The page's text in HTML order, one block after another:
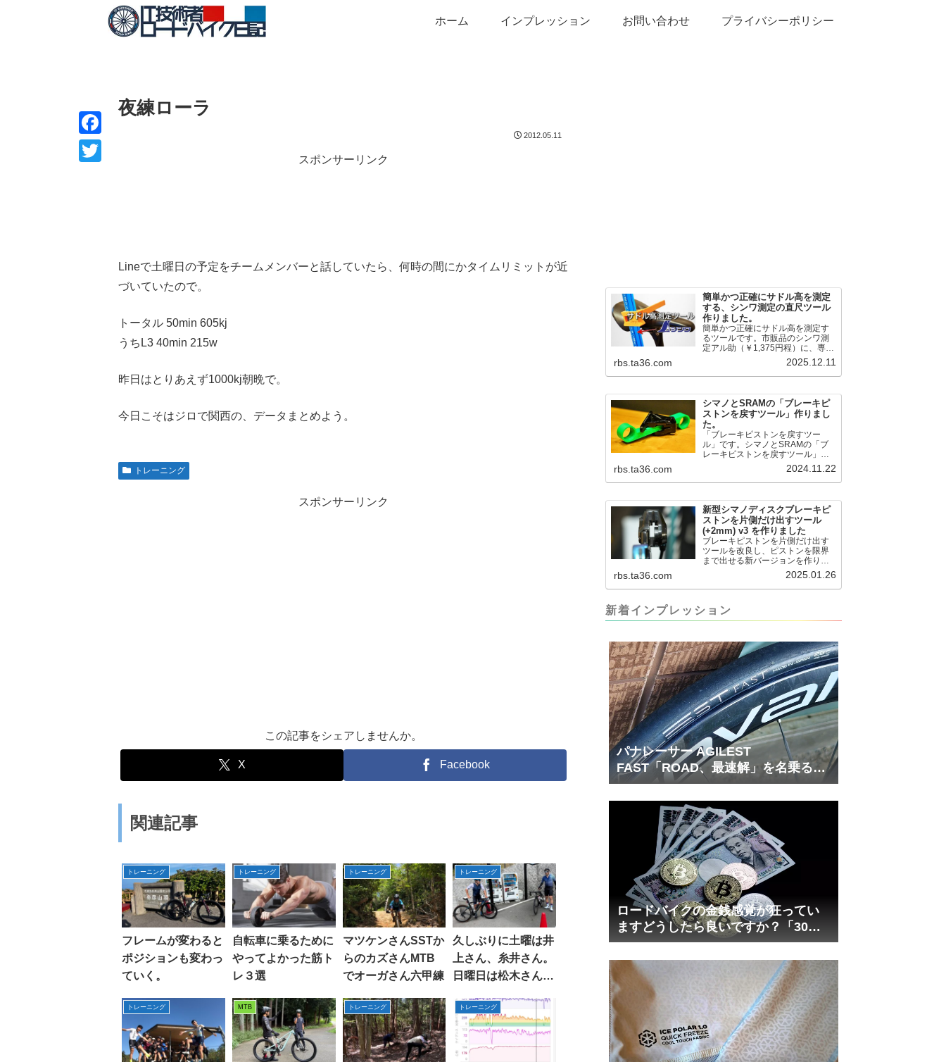
ホーム インプレッション お問い合わせ プライバシーポリシー
夜練ローラ
2012.05.11
スポンサーリンク
Lineで土曜日の予定をチームメンバーと話していたら、何時の間にかタイムリミットが近
づいていたので。
トータル 50min 605kj
うちL3 40min 215w
昨日はとりあえず1000kj朝晩で。
今日こそはジロで関西の、データまとめよう。
トレーニング
スポンサーリンク
この記事をシェアしませんか。
X Facebook
関連記事
トレーニング
フレームが変わると
ポジションも変わっ
ていく。
トレーニング
自転車に乗るために
やってよかった筋ト
レ３選
トレーニング
マツケンさんSSTか
らのカズさんMTB
でオーガさん六甲練
トレーニング
久しぶりに土曜は井
上さん、糸井さん。
日曜日は松木さん、
トレーニング MTB トレーニング トレーニング
F
簡単かつ正確にサドル高を測定
する、シンワ測定の直尺ツール
作りました。
簡単かつ正確にサドル高を測定す
るツールです。市販品のシンワ測
定アル助（￥1,375円程）に、専用
のサドル高測定ツールを取り付け
て使用します。これまで以上に、
サドル高を容易に測定できるよう
Sokutei) アルミ直尺 アル助 1m ホ
ワイト 65445posted at 2025.12.12
シンワ測定(Shinwa Sokutei)
￥1,375Amazon.c...
rbs.ta36.com 2025.12.11
シマノとSRAMの「ブレーキピ
ストンを戻すツール」作りまし
た。
「ブレーキピストンを戻すツー
ル」です。シマノとSRAMの「ブ
レーキピストンを戻すツール」作
りました。出したからには、戻す
必要が。。。でも、タイヤレバー
や六角レンチはつかってはダメだ
戻すツール」
pic.twitter.com/jiwVmCb32N— IT技
術者ロードバイク (@FJT_TKS)
November 22, 2024何ができるの
かというと、出ているピス...
rbs.ta36.com 2024.11.22
新型シマノディスクブレーキピ
ストンを片側だけ出すツール
(+2mm) v3 を作りました
ブレーキピストンを片側だけ出す
ツールを改良し、ピストンを限界
まで出せる新バージョンを作りま
した。前作よりも+2.18mm出せる
ようになりました。寸法設計に関
しては、数パターンを作って、オ
も安全な寸法設計に落ち着いてい
ます。ピストン出しチキンレース
れしましたが、ギリギリまで攻め
てますのでピストン内部の汚れを
さらに掃除できると思います。前
作の...
rbs.ta36.com 2025.01.26
新着インプレッション
パナレーサー AGILEST
FAST「ROAD、最速解」を名乗る国
産フラッグシップ
ロードバイクの金銭感覚が狂ってい
ますどうしたら良いですか？「30万
円は安い」の正体